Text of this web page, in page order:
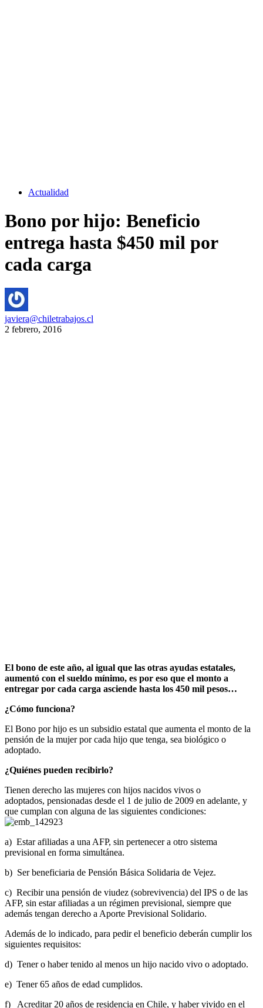
Actualidad
Bono por hijo: Beneficio
entrega hasta $450 mil por
cada carga
javiera@chiletrabajos.cl
2 febrero, 2016
El bono de este año, al igual que las otras ayudas estatales,
aumentó con el sueldo mínimo, es por eso que el monto a
entregar por cada carga asciende hasta los 450 mil pesos…
¿Cómo funciona?
El Bono por hijo es un subsidio estatal que aumenta el monto de la
pensión de la mujer por cada hijo que tenga, sea biológico o
adoptado.
¿Quiénes pueden recibirlo?
Tienen derecho las mujeres con hijos nacidos vivos o
adoptados, pensionadas desde el 1 de julio de 2009 en adelante, y
que cumplan con alguna de las siguientes condiciones:
a) Estar afiliadas a una AFP, sin pertenecer a otro sistema
previsional en forma simultánea.
b) Ser beneficiaria de Pensión Básica Solidaria de Vejez.
c) Recibir una pensión de viudez (sobrevivencia) del IPS o de las
AFP, sin estar afiliadas a un régimen previsional, siempre que
además tengan derecho a Aporte Previsional Solidario.
Además de lo indicado, para pedir el beneficio deberán cumplir los
siguientes requisitos:
d) Tener o haber tenido al menos un hijo nacido vivo o adoptado.
e) Tener 65 años de edad cumplidos.
f) Acreditar 20 años de residencia en Chile, y haber vivido en el